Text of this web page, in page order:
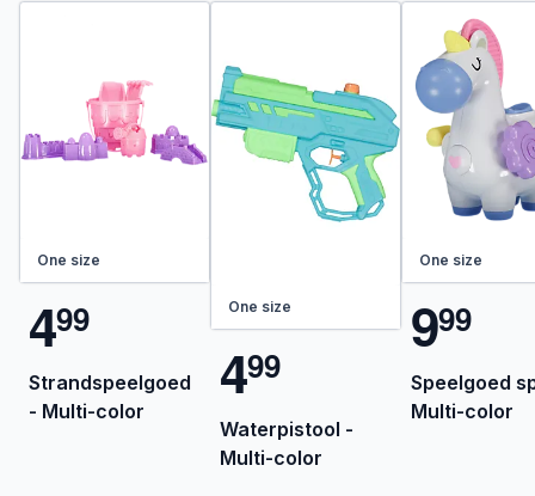
One size
499
Strandspeelgoed
- Multi-color
One size
499
Waterpistool -
Multi-color
One size
999
Speelgoed
Multi-color